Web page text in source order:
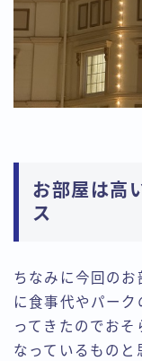
お部屋は高
ス
ちなみに今回の
に食事代やパー
ってきたのでお
なっているものと